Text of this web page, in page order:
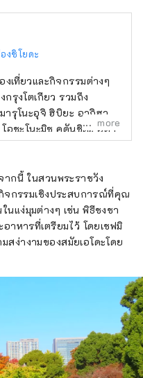
งชิโยดะ
เที่ยวและกิจกรรมต่างๆ
กรุงโตเกียว รวมถึง
ารุโนะอุจิ ฮิบิยะ อากิฮา
อชะโนะมิซุ คุดันชิตะ อิดา
จิมาจิ
more
กนี้ ในสวนพระราชวัง
กิจกรรมเชิงประสบการณ์ที่คุณ
แง่มุมต่างๆ เช่น พิธีชงชา
าหารที่เตรียมไว้ โดยเชฟมิ
ง่างามของสมัยเอโดะโดย